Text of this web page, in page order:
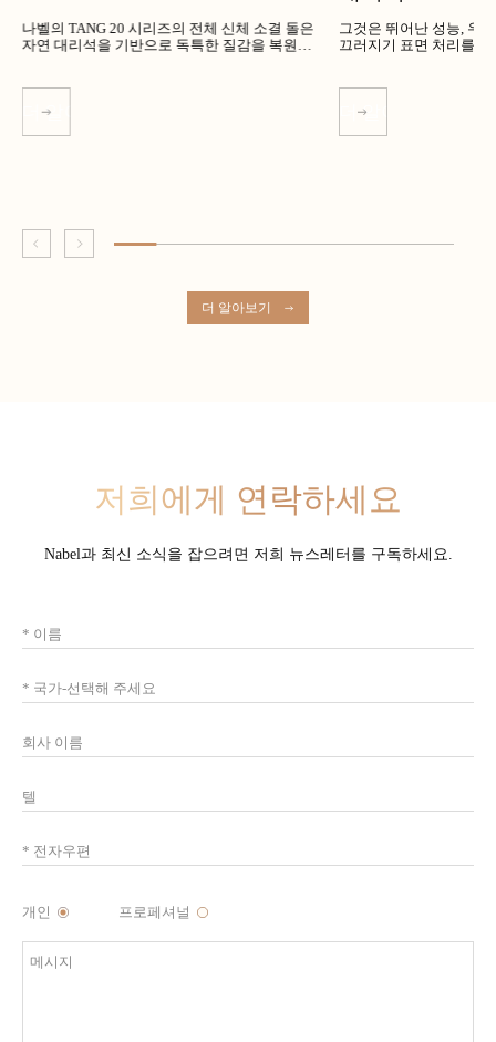
나벨의 TANG 20 시리즈의 전체 신체 소결 돌은
자연 대리석을 기반으로 독특한 질감을 복원합
더 알아보기
그것은 뛰어난 성능, 우
끄러지기 표면 처리를
더 알아보기
더 알아보기
저희에게 연락하세요
Nabel과 최신 소식을 잡으려면 저희 뉴스레터를 구독하세요.
개인 프로페셔널